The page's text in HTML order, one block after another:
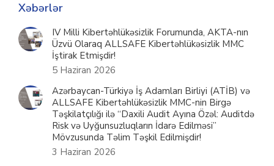
Xəbərlər
IV Milli Kibertəhlükəsizlik Forumunda, AKTA-nın
Üzvü Olaraq ALLSAFE Kibertəhlükəsizlik MMC
İştirak Etmişdir!
5 Haziran 2026
Azərbaycan-Türkiyə İş Adamları Birliyi (ATİB) və
ALLSAFE Kibertəhlükəsizlik MMC-nin Birgə
Təşkilatçılığı ilə “Daxili Audit Ayına Özəl: Auditdə
Risk və Uyğunsuzluqların İdarə Edilməsi”
Mövzusunda Təlim Təşkil Edilmişdir!
3 Haziran 2026